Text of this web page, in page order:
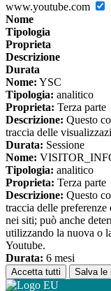
www.youtube.com
Nome
Tipologia
Proprieta
Descrizione
Durata
Nome: YSC
Tipologia: analitico
Proprieta: Terza parte
Descrizione: Questo
traccia delle
Durata: Sessione
Nome:
Tipologia: analitico
Proprieta: Terza parte
Descrizione: Questo
traccia delle
nei siti; può anche
utilizzando la nuova o
Youtube.
Durata: 6 mesi
Accetta tutti Salva le